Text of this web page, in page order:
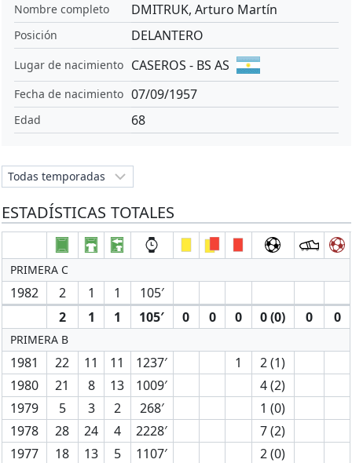
Nombre completo DMITRUK, Arturo Martín
Posición DELANTERO
Lugar de nacimiento CASEROS - BS AS
Fecha de nacimiento 07/09/1957
Edad 68
ESTADÍSTICAS TOTALES
PRIMERA C
1982 2 1 1
105′
2
1 1 105′ 0 0 0 0 (0) 0 0
PRIMERA B
1981 22 11 11 1237′ 1
2 (1)
1980
21 8 13 1009′
4 (2)
1979
5 3 2 268′
1 (0)
1978
28 24 4 2228′
7 (2)
1977
18 13 5 1107′
2 (0)